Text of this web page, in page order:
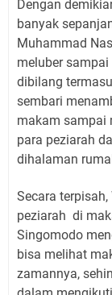
Dengan
banyak
Muhammad
meluber
dibilang
sembari
makam sampai
para peziarah
dihalaman
Secara
peziarah di
Singomodo
bisa melihat
zamannya,